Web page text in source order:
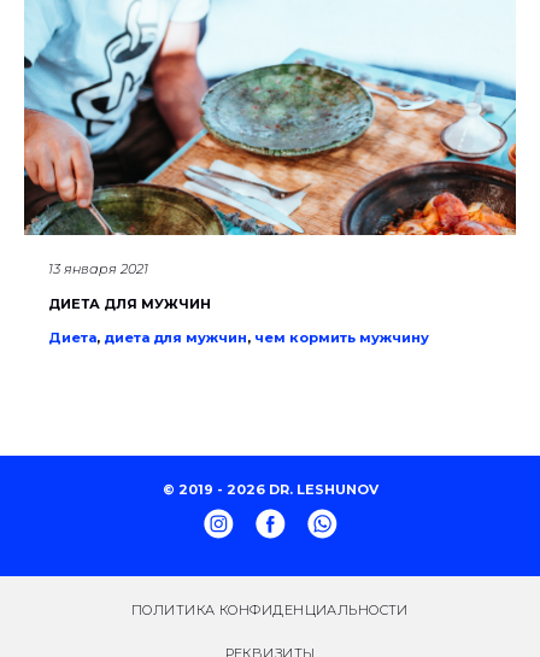
13 января 2021
ДИЕТА ДЛЯ МУЖЧИН
Диета, диета для мужчин, чем кормить мужчину
© 2019 - 2026 DR. LESHUNOV
ПОЛИТИКА КОНФИДЕНЦИАЛЬНОСТИ
РЕКВИЗИТЫ